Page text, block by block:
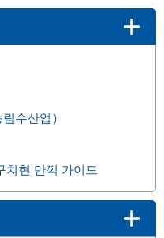
수산업）
치현 만끽 가이드